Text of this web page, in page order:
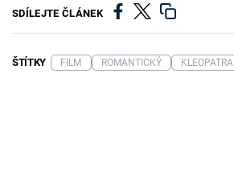
SDÍLEJTE ČLÁNEK
ŠTÍTKY FILM ROMANTICKÝ KLEOPATRA